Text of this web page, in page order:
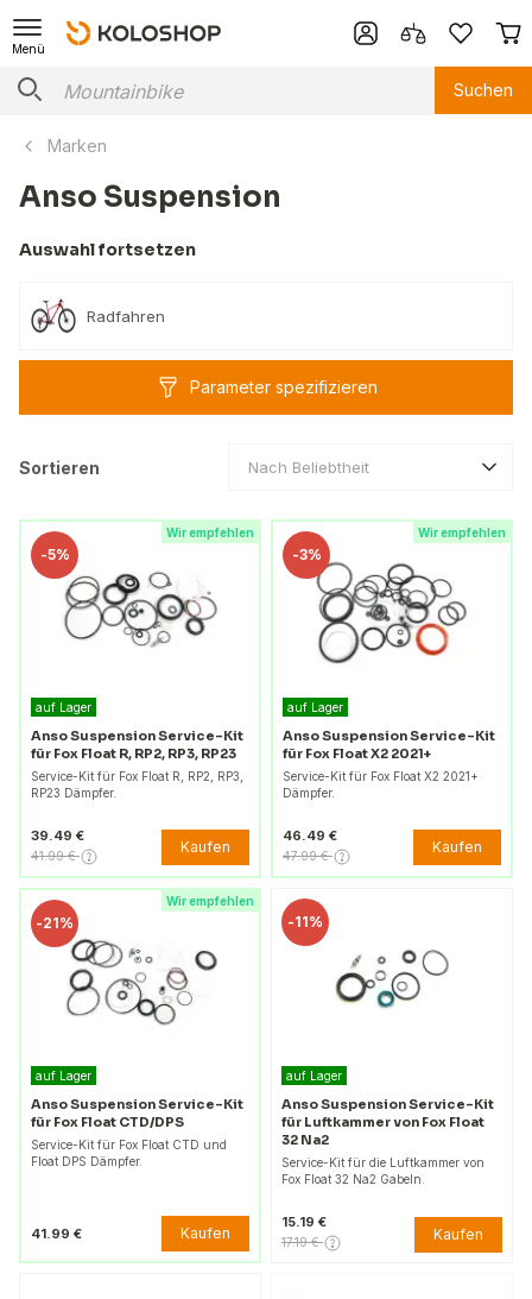
Menü
Suchen
Marken
Anso Suspension
Auswahl fortsetzen
Radfahren
Parameter spezifizieren
Sortieren Nach Beliebtheit
Wir empfehlen
-5%
auf Lager
Anso Suspension Service-Kit
für Fox Float R, RP2, RP3, RP23
Service-Kit für Fox Float R, RP2, RP3,
RP23 Dämpfer.
39.49 €
41.99 € Kaufen
Wir empfehlen
-3%
auf Lager
Anso Suspension Service-Kit
für Fox Float X2 2021+
Service-Kit für Fox Float X2 2021+
Dämpfer.
46.49 €
47.99 € Kaufen
Wir empfehlen
-21%
auf Lager
Anso Suspension Service-Kit
für Fox Float CTD/DPS
Service-Kit für Fox Float CTD und
Float DPS Dämpfer.
41.99 € Kaufen
-11%
auf Lager
Anso Suspension Service-Kit
für Luftkammer von Fox Float
32 Na2
Service-Kit für die Luftkammer von
Fox Float 32 Na2 Gabeln.
15.19 €
17.19 € Kaufen